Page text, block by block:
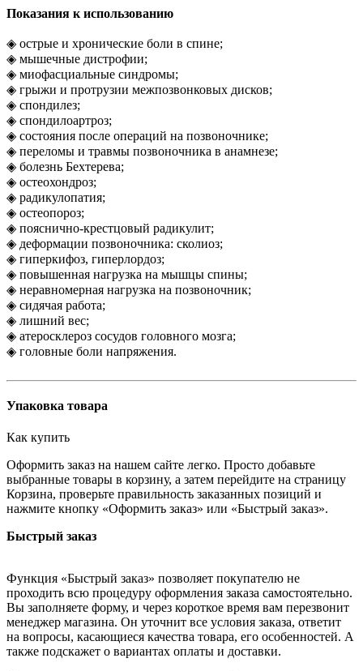
Показания к использованию
◈ острые и хронические боли в спине;
◈ мышечные дистрофии;
◈ миофасциальные синдромы;
◈ грыжи и протрузии межпозвонковых дисков;
◈ спондилез;
◈ спондилоартроз;
◈ состояния после операций на позвоночнике;
◈ переломы и травмы позвоночника в анамнезе;
◈ болезнь Бехтерева;
◈ остеохондроз;
◈ радикулопатия;
◈ остеопороз;
◈ пояснично-крестцовый радикулит;
◈ деформации позвоночника: сколиоз;
◈ гиперкифоз, гиперлордоз;
◈ повышенная нагрузка на мышцы спины;
◈ неравномерная нагрузка на позвоночник;
◈ сидячая работа;
◈ лишний вес;
◈ атеросклероз сосудов головного мозга;
◈ головные боли напряжения.
Упаковка товара
Как купить
Оформить заказ на нашем сайте легко. Просто добавьте
выбранные товары в корзину, а затем перейдите на страницу
Корзина, проверьте правильность заказанных позиций и
нажмите кнопку «Оформить заказ» или «Быстрый заказ».
Быстрый заказ
Функция «Быстрый заказ» позволяет покупателю не
проходить всю процедуру оформления заказа самостоятельно.
Вы заполняете форму, и через короткое время вам перезвонит
менеджер магазина. Он уточнит все условия заказа, ответит
на вопросы, касающиеся качества товара, его особенностей. А
также подскажет о вариантах оплаты и доставки.